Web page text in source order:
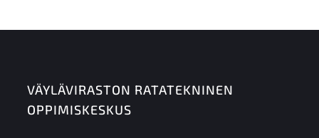
VÄYLÄVIRASTON RATATEKNINEN
OPPIMISKESKUS